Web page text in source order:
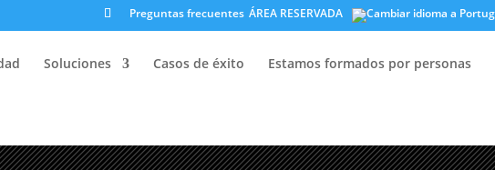
Preguntas frecuentes ÁREA RESERVADA
Soluciones Casos de éxito Estamos formados por personas